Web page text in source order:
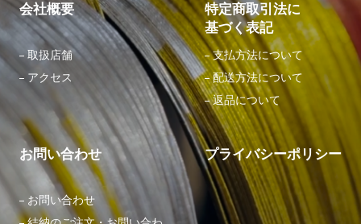
会社概要
取扱店舗
アクセス
特定商取引法に
基づく表記
支払方法について
配送方法について
返品について
お問い合わせ
お問い合わせ
プライバシーポリシー